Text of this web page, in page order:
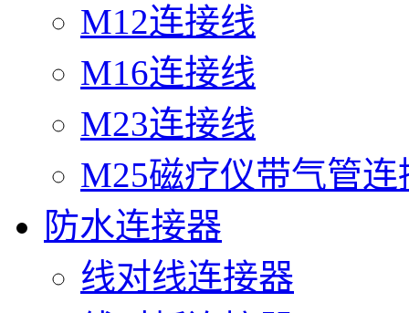
M12连接线
M16连接线
M23连接线
M25磁疗仪带气管连
防水连接器
线对线连接器